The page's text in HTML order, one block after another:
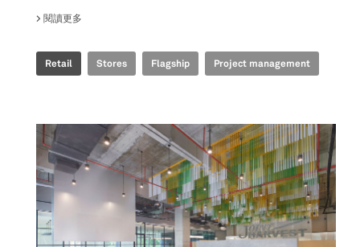
閱讀更多
Retail Stores Flagship Project management